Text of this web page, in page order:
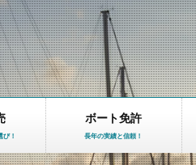
び！
ボート免許
長年の実績と信頼！